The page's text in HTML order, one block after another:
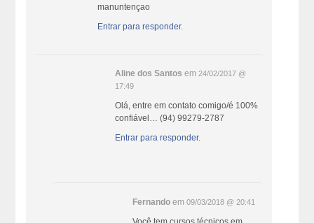
manuntençao
Entrar para responder.
Aline dos Santos em 24/02/2017 @
17:49
Olá, entre em contato comigo/é 100%
confiável… (94) 99279-2787
Entrar para responder.
Fernando em09/03/2018 @ 20:41